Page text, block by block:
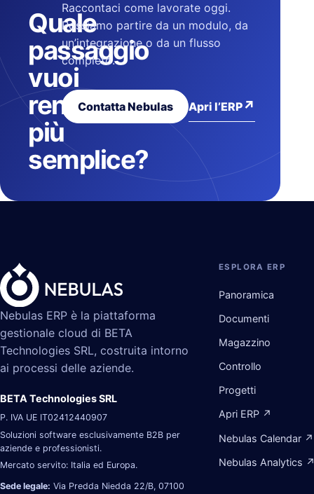
Quale
passaggio
vuoi
rendere
più
semplice?
Raccontaci come lavorate oggi.
Possiamo partire da un modulo, da
un’integrazione o da un flusso
completo.
Contatta Nebulas Apri l’ERP ↗
Nebulas ERP è la piattaforma
gestionale cloud di BETA
Technologies SRL, costruita intorno
ai processi delle aziende.
BETA Technologies SRL
P. IVA UE IT02412440907
Soluzioni software esclusivamente B2B per
aziende e professionisti.
Mercato servito: Italia ed Europa.
Sede legale: Via Predda Niedda 22/B, 07100
ESPLORA ERP
Panoramica
Documenti
Magazzino
Controllo
Progetti
Apri ERP ↗
Nebulas Calendar ↗
Nebulas Analytics